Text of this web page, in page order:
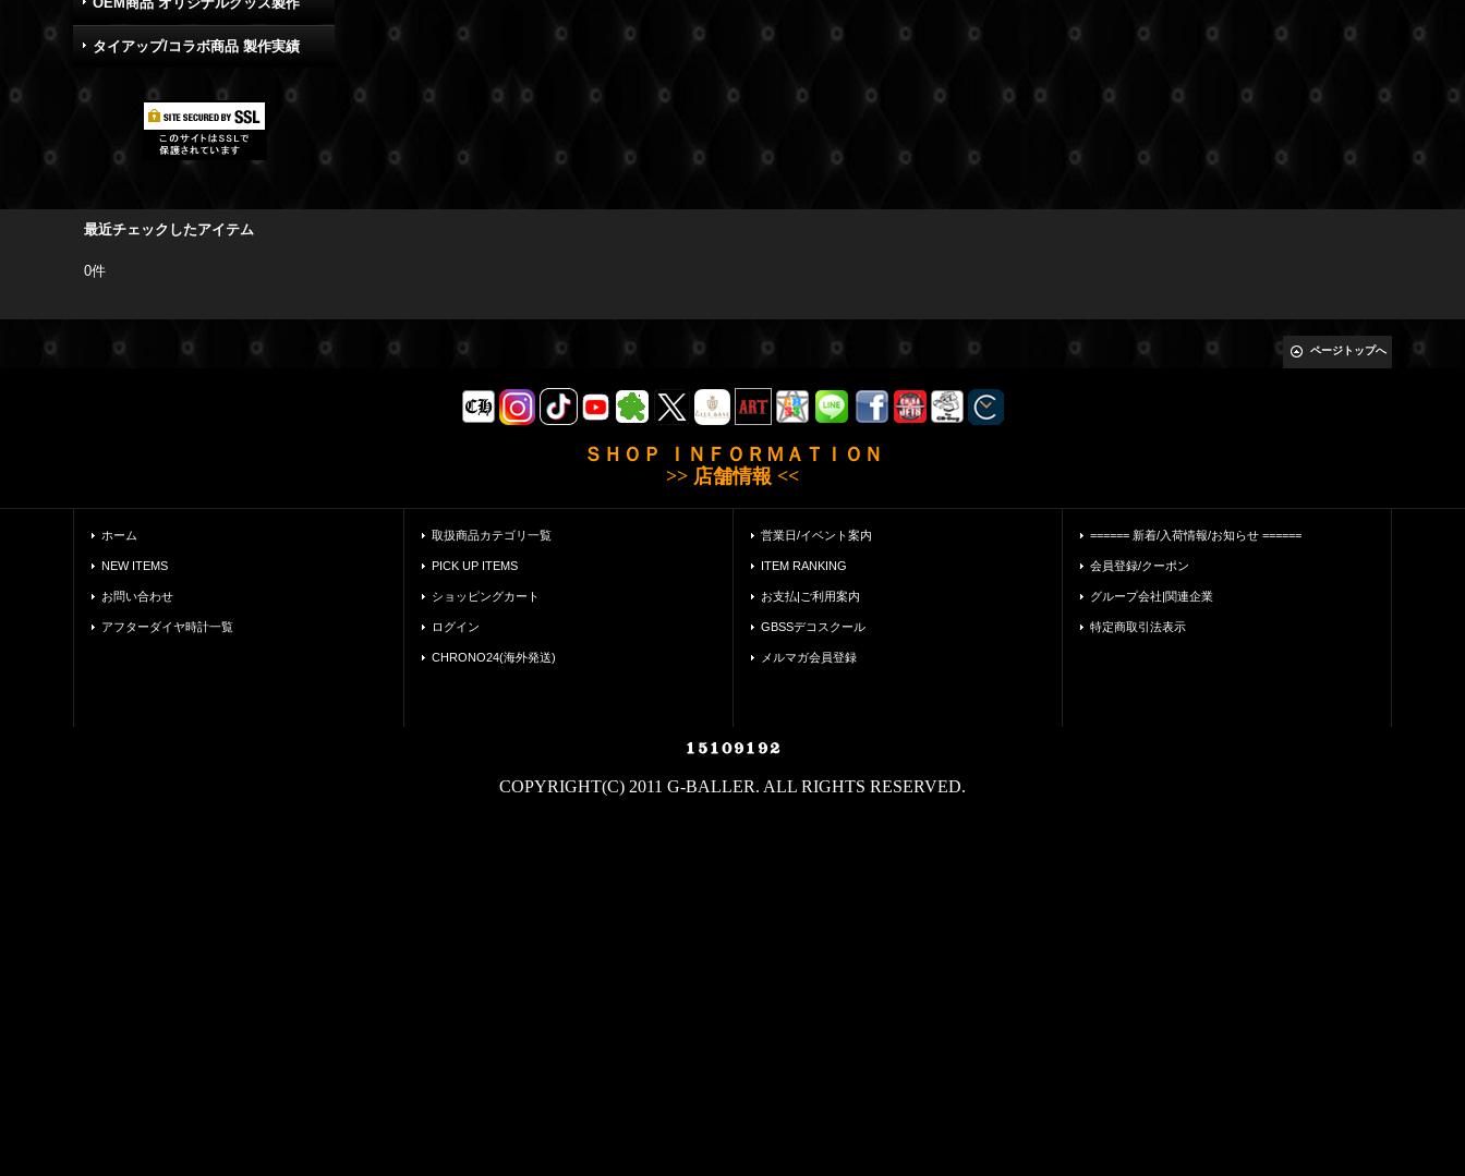
タイアップ/コラボ商品 製作実績
最近チェックしたアイテム
0件
ページトップへ
ＳＨＯＰ ＩＮＦＯＲＭＡＴＩＯＮ
>> 店舗情報 <<
ホーム
NEW ITEMS
お問い合わせ
アフターダイヤ時計一覧
取扱商品カテゴリ一覧
PICK UP ITEMS
ショッピングカート
ログイン
CHRONO24(海外発送)
営業日/イベント案内
ITEM RANKING
お支払|ご利用案内
GBSSデコスクール
メルマガ会員登録
====== 新着/入荷情報/お知らせ ======
会員登録/クーポン
グループ会社|関連企業
特定商取引法表示
COPYRIGHT(C) 2011 G-BALLER. ALL RIGHTS RESERVED.